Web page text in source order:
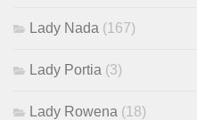
Lady Nada (167)
Lady Portia (3)
Lady Rowena (18)